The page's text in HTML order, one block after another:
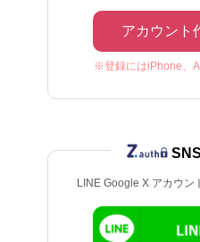
アカウント
※登録にはiPhone、
LINE Google X アカウン